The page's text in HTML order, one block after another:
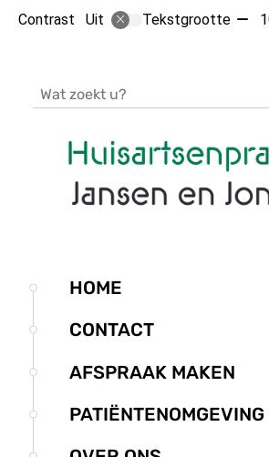
Contrast Uit Tekstgrootte
Hoofdmenu
HOME
CONTACT
AFSPRAAK MAKEN
PATIËNTENOMGEVING